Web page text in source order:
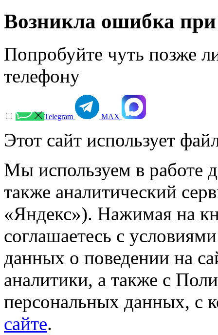
Возникла ошибка при
Попробуйте чуть позже
телефону
Telegram МАХ
Этот сайт использует
Мы используем в работе
также аналитический
«Яндекс»). Нажимая на
соглашаетесь с
данных о поведении на
аналитики, а также с
персональных данных, с
сайте.